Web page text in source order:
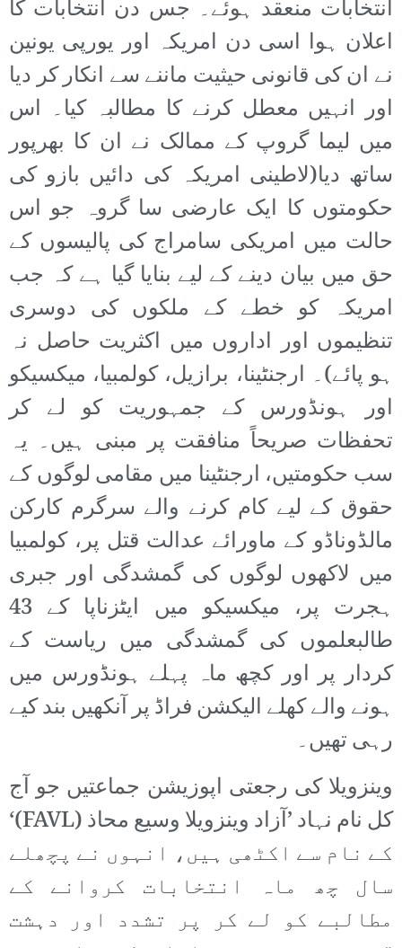
انتخابات منعقد ہوئے۔ جس دن انتخابات کا
اعلان ہوا اسی دن امریکہ اور یورپی یونین
نے ان کی قانونی حیثیت ماننے سے انکار کر دیا
اور انہیں معطل کرنے کا مطالبہ کیا۔ اس
میں لیما گروپ کے ممالک نے ان کا بھرپور
ساتھ دیا(لاطینی امریکہ کی دائیں بازو کی
حکومتوں کا ایک عارضی سا گروہ جو اس
حالت میں امریکی سامراج کی پالیسوں کے
حق میں بیان دینے کے لیے بنایا گیا ہے کہ جب
امریکہ کو خطے کے ملکوں کی دوسری
تنظیموں اور اداروں میں اکثریت حاصل نہ
ہو پائے)۔ ارجنٹینا، برازیل، کولمبیا، میکسیکو
اور ہونڈورس کے جمہوریت کو لے کر
تحفظات صریحاً منافقت پر مبنی ہیں۔ یہ
سب حکومتیں، ارجنٹینا میں مقامی لوگوں کے
حقوق کے لیے کام کرنے والے سرگرم کارکن
مالڈوناڈو کے ماورائے عدالت قتل پر، کولمبیا
میں لاکھوں لوگوں کی گمشدگی اور جبری
ہجرت پر، میکسیکو میں ایٹزناپا کے 43
طالبعلموں کی گمشدگی میں ریاست کے
کردار پر اور کچھ ماہ پہلے ہونڈورس میں
ہونے والے کھلے الیکشن فراڈ پر آنکھیں بند کیے
رہی تھیں۔
وینزویلا کی رجعتی اپوزیشن جماعتیں جو آج
کل نام نہاد ’آزاد وینزویلا وسیع محاذ (FAVL)‘
کے نام سے اکٹھی ہیں، انہوں نے پچھلے
سال چھ ماہ انتخابات کروانے کے
مطالبے کو لے کر پر تشدد اور دہشت